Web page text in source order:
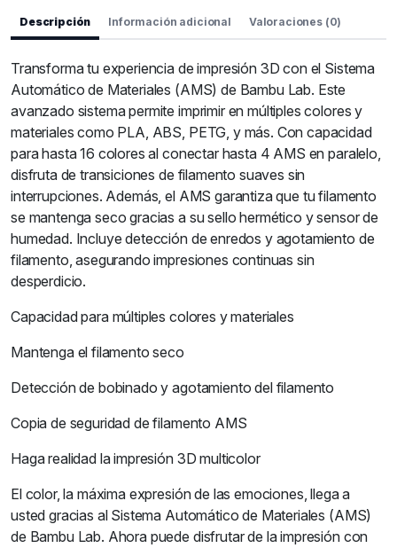
Descripción Información adicional Valoraciones (0)
Transforma tu experiencia de impresión 3D con el Sistema
Automático de Materiales (AMS) de Bambu Lab. Este
avanzado sistema permite imprimir en múltiples colores y
materiales como PLA, ABS, PETG, y más. Con capacidad
para hasta 16 colores al conectar hasta 4 AMS en paralelo,
disfruta de transiciones de filamento suaves sin
interrupciones. Además, el AMS garantiza que tu filamento
se mantenga seco gracias a su sello hermético y sensor de
humedad. Incluye detección de enredos y agotamiento de
filamento, asegurando impresiones continuas sin
desperdicio.
Capacidad para múltiples colores y materiales
Mantenga el filamento seco
Detección de bobinado y agotamiento del filamento
Copia de seguridad de filamento AMS
Haga realidad la impresión 3D multicolor
El color, la máxima expresión de las emociones, llega a
usted gracias al Sistema Automático de Materiales (AMS)
de Bambu Lab. Ahora puede disfrutar de la impresión con